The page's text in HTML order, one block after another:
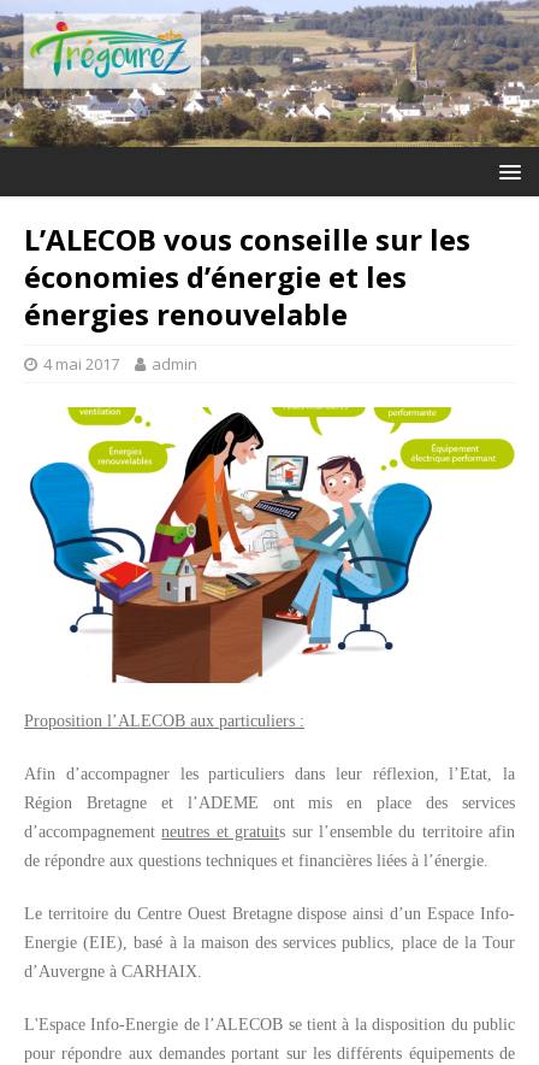
L’ALECOB vous conseille sur les
économies d’énergie et les
énergies renouvelable
4 mai 2017 admin
Proposition l’ALECOB aux particuliers :
Afin d’accompagner les particuliers dans leur réflexion, l’Etat, la
Région Bretagne et l’ADEME ont mis en place des services
d’accompagnementneutres et gratuits sur l’ensemble du territoire afin
de répondre aux questions techniques et financières liées à l’énergie.
Le territoire du Centre Ouest Bretagne dispose ainsi d’un Espace Info-
Energie (EIE), basé à la maison des services publics, place de la Tour
d’Auvergne à CARHAIX.
L'Espace Info-Energie de l’ALECOB se tient à la disposition du public
pour répondre aux demandes portant sur les différents équipements de